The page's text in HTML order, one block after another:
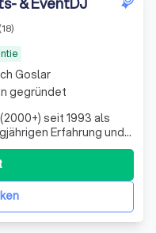
seit 1993 als
Erfahrung und
& Lichttechnik. Gute
Goslar
gegründet